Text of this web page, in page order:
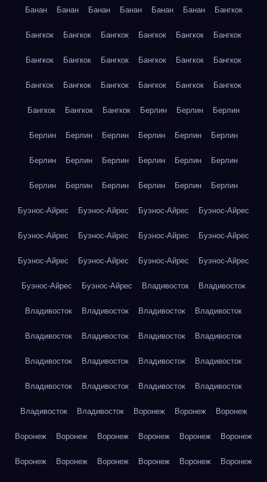
Банан Банан Банан Банан Банан Банан Бангкок
Бангкок Бангкок Бангкок Бангкок Бангкок Бангкок
Бангкок Бангкок Бангкок Бангкок Бангкок Бангкок
Бангкок Бангкок Бангкок Бангкок Бангкок Бангкок
Бангкок Бангкок Бангкок Берлин Берлин Берлин
Берлин Берлин Берлин Берлин Берлин Берлин
Берлин Берлин Берлин Берлин Берлин Берлин
Берлин Берлин Берлин Берлин Берлин Берлин
Буэнос-Айрес Буэнос-Айрес Буэнос-Айрес Буэнос-Айрес
Буэнос-Айрес Буэнос-Айрес Буэнос-Айрес Буэнос-Айрес
Буэнос-Айрес Буэнос-Айрес Буэнос-Айрес Буэнос-Айрес
Буэнос-Айрес Буэнос-Айрес Владивосток Владивосток
Владивосток Владивосток Владивосток Владивосток
Владивосток Владивосток Владивосток Владивосток
Владивосток Владивосток Владивосток Владивосток
Владивосток Владивосток Владивосток Владивосток
Владивосток Владивосток Воронеж Воронеж Воронеж
Воронеж Воронеж Воронеж Воронеж Воронеж Воронеж
Воронеж Воронеж Воронеж Воронеж Воронеж Воронеж